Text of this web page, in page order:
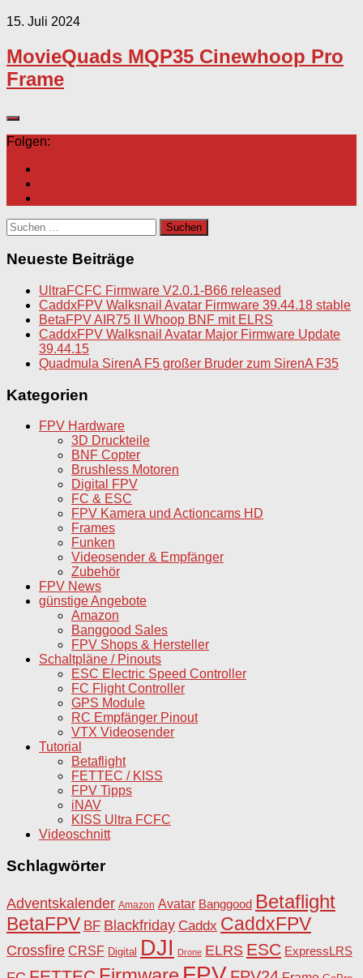
15. Juli 2024
MovieQuads MQP35 Cinewhoop Pro
Frame
Folgen:
Suchen
nach:
Neueste Beiträge
UltraFCFC Firmware V2.0.1-B66 released
CaddxFPV Walksnail Avatar Firmware 39.44.18 stable
BetaFPV AIR75 II Whoop BNF mit ELRS
CaddxFPV Walksnail Avatar Major Firmware Update
39.44.15
Quadmula SirenA F5 großer Bruder zum SirenA F35
Kategorien
FPV Hardware
3D Druckteile
BNF Copter
Brushless Motoren
Digital FPV
FC & ESC
FPV Kamera und Actioncams HD
Frames
Funken
Videosender & Empfänger
Zubehör
FPV News
günstige Angebote
Amazon
Banggood Sales
FPV Shops & Hersteller
Schaltpläne / Pinouts
ESC Electric Speed Controller
FC Flight Controller
GPS Module
RC Empfänger Pinout
VTX Videosender
Tutorial
Betaflight
FETTEC / KISS
FPV Tipps
iNAV
KISS Ultra FCFC
Videoschnitt
Schlagwörter
Adventskalender Amazon Avatar Banggood Betaflight
BetaFPV BF Blackfriday Caddx CaddxFPV
Crossfire CRSF Digital DJI Drone ELRS ESC ExpressLRS